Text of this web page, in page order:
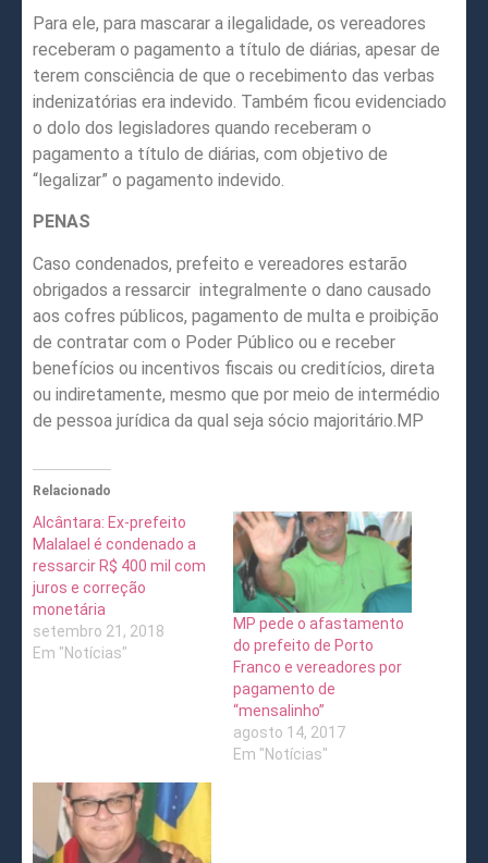
Para ele, para mascarar a ilegalidade, os vereadores
receberam o pagamento a título de diárias, apesar de
terem consciência de que o recebimento das verbas
indenizatórias era indevido. Também ficou evidenciado
o dolo dos legisladores quando receberam o
pagamento a título de diárias, com objetivo de
“legalizar” o pagamento indevido.
PENAS
Caso condenados, prefeito e vereadores estarão
obrigados a ressarcir integralmente o dano causado
aos cofres públicos, pagamento de multa e proibição
de contratar com o Poder Público ou e receber
benefícios ou incentivos fiscais ou creditícios, direta
ou indiretamente, mesmo que por meio de intermédio
de pessoa jurídica da qual seja sócio majoritário.MP
Relacionado
Alcântara: Ex-prefeito
Malalael é condenado a
ressarcir R$ 400 mil com
juros e correção
monetária
setembro 21, 2018
Em "Notícias"
MP pede o afastamento
do prefeito de Porto
Franco e vereadores por
pagamento de
“mensalinho”
agosto 14, 2017
Em "Notícias"